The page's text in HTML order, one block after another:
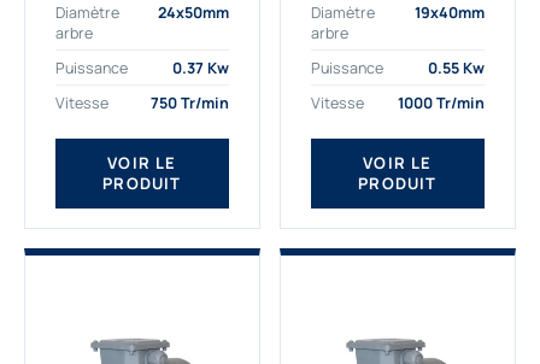
aux applications
sévères. Nous
déterminons,
fournissons
des moteurs
asynchrones depuis de
nombreuses années....
Diamètre
arbre
24x50mm
Puissance
0.37 Kw
Vitesse
750 Tr/min
VOIR LE
PRODUIT
0.55kw un
indispensable de votre
production. Ce moteur
être alimenté...
Diamètre
arbre
19x40mm
Puissance
0.55 Kw
Vitesse
1000 Tr/min
VOIR LE
PRODUIT